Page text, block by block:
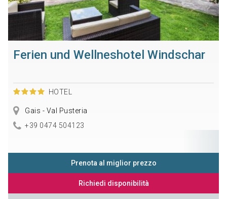
Ferien und Wellneshotel Windschar
HOTEL
Gais - Val Pusteria
+39 0474 504123
Prenota al miglior prezzo
Richiedi disponibilità